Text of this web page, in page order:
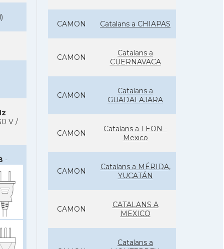
)
V /
-
CAMON Catalans a CHIAPAS
CAMON
Catalans a
CUERNAVACA
CAMON
Catalans a
GUADALAJARA
CAMON
Catalans a LEON -
Mexico
CAMON
Catalans a MÉRIDA,
YUCATÁN
CAMON
CATALANS A
MEXICO
Catalans a